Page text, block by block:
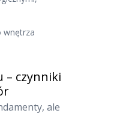
wnętrza
– czynniki
ale